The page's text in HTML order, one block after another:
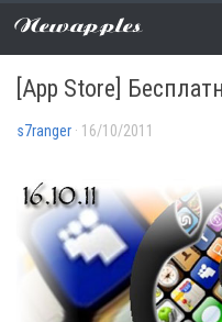
Newapples
РАСПРОДАЖИ
[App Store]
s7ranger · 16/10/2011